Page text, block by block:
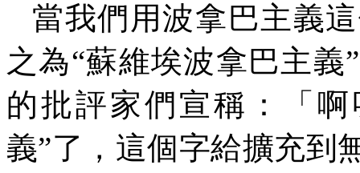
當我們用波拿巴主義
之為“蘇維埃波拿巴主
的批評家們宣稱：「
義”了，這個字給擴充到